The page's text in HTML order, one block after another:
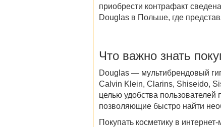
приобрести контрафакт
Douglas в Польше, где
Что важно знать
Douglas — мультибрендовый
Calvin Klein, Clarins, Shiseido,
целью удобства
позволяющие быстро найти
Покупать косметику в